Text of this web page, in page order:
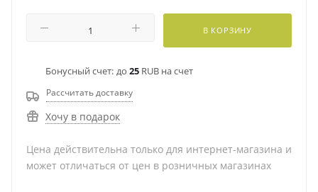
В КОРЗИНУ
Бонусный счет: до 25 RUB на счет
Рассчитать доставку
Хочу в подарок
Цена действительна только для интернет-магазина и
может отличаться от цен в розничных магазинах